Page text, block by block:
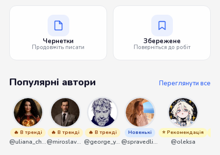
Чернетки
Продовжіть писати
Збережене
Поверніться до робіт
Популярні автори Переглянути все
🔥 В тренді
@uliana_chernenko
🔥 В тренді
@miroslavmaniyk
🔥 В тренді
@george_y_lawlett
Новенькі
@spravedliwa
⭐ Рекомендація
@oleksa